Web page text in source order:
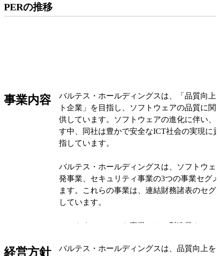
PERの推移プレミアム会員にご登録いただくと、
PERの推移にアクセスできます。
事業内容
バルテス・ホールディングスは、「品質向上
ト企業」を目指し、ソフトウェアの品質に関
供しています。ソフトウェアの進化に伴い、
す中、同社は豊かで安全なICT社会の実現に
指しています。
バルテス・ホールディングスは、ソフトウェ
発事業、セキュリティ事業の3つの事業セグ
ます。これらの事業は、連結財務諸表のセグ
しています。
ソフトウェアテスト事業では、製造業やソフ
作成などを提供しています。ISO/IEC/IEEE
経営方針
バルテス・ホールディングスは、品質向上を